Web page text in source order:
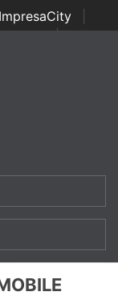
ImpresaCity
| Italian